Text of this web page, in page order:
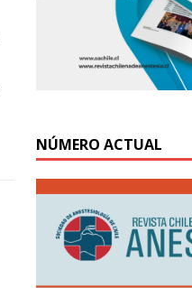
NÚMERO ACTUAL